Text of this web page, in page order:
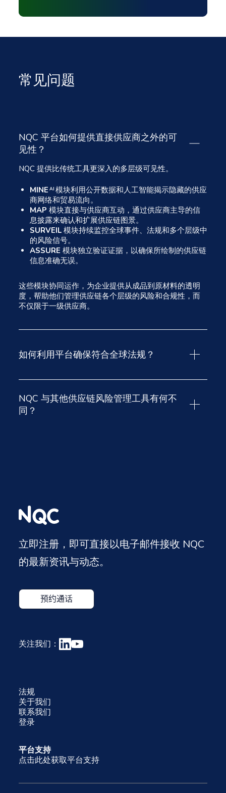
常见问题
NQC 平台如何提供直接供应商之外的可
见性？
NQC 提供比传统工具更深入的多层级可见性。
MINE AI模块利用公开数据和人工智能揭示隐藏的供应
商网络和贸易流向。
MAP 模块直接与供应商互动，通过供应商主导的信
息披露来确认和扩展供应链图景。
SURVEIL 模块持续监控全球事件、法规和多个层级中
的风险信号。
ASSURE 模块独立验证证据，以确保所绘制的供应链
信息准确无误。
这些模块协同运作，为企业提供从成品到原材料的透明
度，帮助他们管理供应链各个层级的风险和合规性，而
不仅限于一级供应商。
如何利用平台确保符合全球法规？
NQC 旨在协助企业证明其符合多项全球法规要求，包括
《欧盟零毁林法案》（EUDR）、《企业可持续发展报告
指令》（CSRD）以及碳边境调整机制（CBAM）。
ASSURE
立验证证据并生成可靠的合规记录。
纠正措施将被分配和跟踪，直至供应商展现可衡量的进
这种方法使企业不仅能向监管机构和利益相关者证明其
NQC 与其他供应链风险管理工具有何不
同？
MINE
模块提供供应链网络初始视图，标记潜在风
险。
MAP
一步提升可追溯性。
SURVEIL 模块叠加外部情报，构建更详细、更动态的
风险概况。
ASSURE模块应用恰当的评估，判定风险真实性，独
ASSURE 流程，直至风险得到有效控制和可证明的进
展。
法提供的。
法规
关于我们
联系我们
登录
平台支持
点击此处获取平台支持
立即注册，即可直接以电子邮件接收 NQC
的最新资讯与动态。
关注我们：